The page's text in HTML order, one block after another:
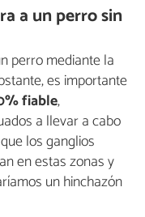
a un perro sin
perro mediante la
es importante
fiable,
a llevar a cabo
los ganglios
en estas zonas y
un hinchazón